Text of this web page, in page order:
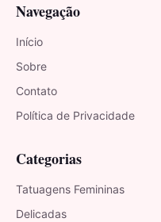
Navegação
Início
Sobre
Contato
Política de Privacidade
Categorias
Tatuagens Femininas
Delicadas